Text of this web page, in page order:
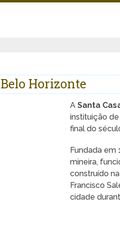
Horizonte
ASanta
instituição
final do
Fundada em
mineira,
construído
Francisco
cidade